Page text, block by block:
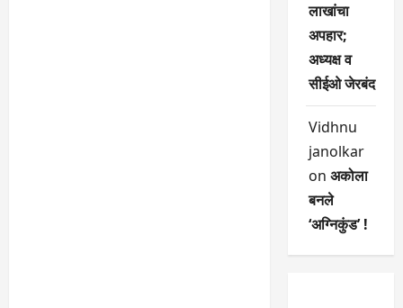
लाखांचा
अपहार;
अध्यक्ष व
सीईओ जेरबंद
Vidhnu
janolkar
on अकोला
बनले
‘अग्निकुंड’ !